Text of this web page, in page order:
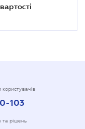
103
та рішень